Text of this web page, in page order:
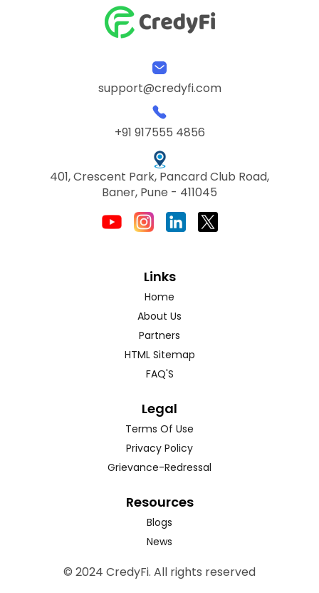
support@credyfi.com
+91 917555 4856
401, Crescent Park, Pancard Club Road,
Baner, Pune - 411045
Links
Home
About Us
Partners
HTML Sitemap
FAQ'S
Legal
Terms Of Use
Privacy Policy
Grievance-Redressal
Resources
Blogs
News
© 2024 CredyFi. All rights reserved